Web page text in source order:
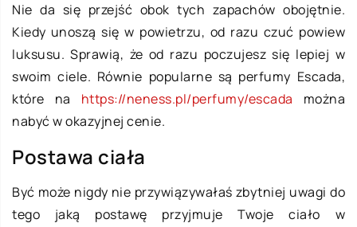
Nie da się przejść obok tych zapachów obojętnie.
Kiedy unoszą się w powietrzu, od razu czuć powiew
luksusu. Sprawią, że od razu poczujesz się lepiej w
swoim ciele. Równie popularne są perfumy Escada,
które na https://neness.pl/perfumy/escada można
nabyć w okazyjnej cenie.
Postawa ciała
Być może nigdy nie przywiązywałaś zbytniej uwagi do
tego jaką postawę przyjmuje Twoje ciało w